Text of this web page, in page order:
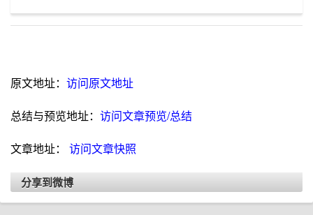
原文地址： 访问原文地址
总结与预览地址： 访问文章预览/总结
文章地址： 访问文章快照
分享到微博